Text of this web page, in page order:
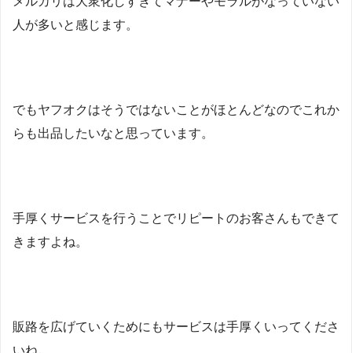
人が多いと感じます。
でもヤフオクはそうではないことがほとんどなのでこれか
らも出品したいなと思っています。
手厚くサービスを行うことでリピートのお客さんもできて
きますよね。
販路を広げていくためにもサービスは手厚くいってくださ